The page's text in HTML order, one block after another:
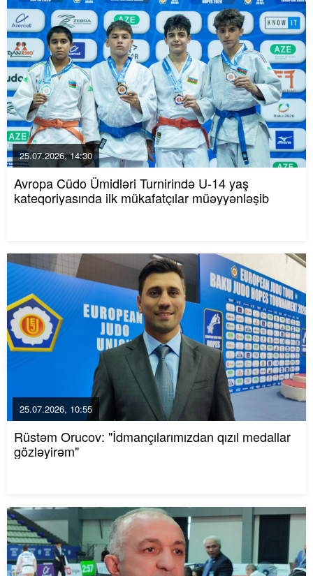
25.07.2026, 14:30
Avropa Cüdo Ümidləri Turnirində U-14 yaş
kateqoriyasında ilk mükafatçılar müəyyənləşib
25.07.2026, 10:55
Rüstəm Orucov: "İdmançılarımızdan qızıl medallar
gözləyirəm"